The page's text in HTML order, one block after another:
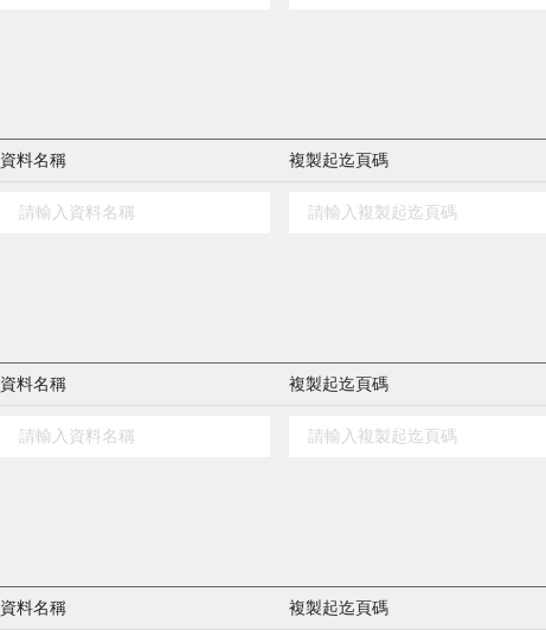
資料名稱 複製起迄頁碼
資料名稱 複製起迄頁碼
資料名稱 複製起迄頁碼